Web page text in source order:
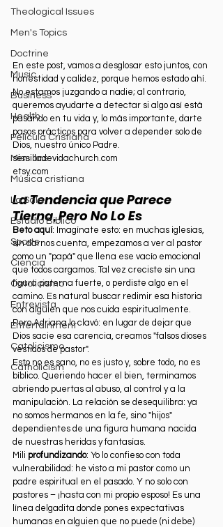
Theological Issues
Men's Topics
Doctrine
Music
Business
Health
Película Cristiana
Missions
Música cristiana
La Sala
Estudio Bíblico
Sports
Ciencia
Catolicismo
Entrevista
Entertainment
Catolicismo
Catholicism
En este post, vamos a desglosar esto juntos, con
honestidad y calidez, porque hemos estado ahí.
No estamos juzgando a nadie; al contrario,
queremos ayudarte a detectar si algo así está
pasando en tu vida y, lo más importante, darte
pasos prácticos para volver a depender solo de
Dios, nuestro único Padre.
semilladevidachurch.com
etsy.com
La Tendencia que Parece
Tierna, Pero No Lo Es
Beto aquí: Imagínate esto: en muchas iglesias,
sin darnos cuenta, empezamos a ver al pastor
como un "papá" que llena ese vacío emocional
que todos cargamos. Tal vez creciste sin una
figura paterna fuerte, o perdiste algo en el
camino. Es natural buscar redimir esa historia
con alguien que nos cuida espiritualmente.
Pero Adriana lo clavó: en lugar de dejar que
Dios sacie esa carencia, creamos "falsos dioses
vestidos de pastor".
Esto no es sano, no es justo y, sobre todo, no es
bíblico. Queriendo hacer el bien, terminamos
abriendo puertas al abuso, al control y a la
manipulación. La relación se desequilibra: ya
no somos hermanos en la fe, sino "hijos"
dependientes de una figura humana nacida
de nuestras heridas y fantasías.
Mili profundizando: Yo lo confieso con toda
vulnerabilidad: he visto a mi pastor como un
padre espiritual en el pasado. Y no solo con
pastores – ¡hasta con mi propio esposo! Es una
línea delgadita donde pones expectativas
humanas en alguien que no puede (ni debe)